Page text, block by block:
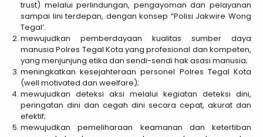
trust) melalui perlindungan, pengayoman dan pelayanan
sampai lini terdepan, dengan konsep “Polisi Jakwire Wong
Tegal’.
mewujudkan pemberdayaan kualitas sumber daya
manusia Polres Tegal Kota yang profesional dan kompeten,
yang menjunjung etika dan sendi-sendi hak asasi manusia;
meningkatkan kesejahteraan personel Polres Tegal Kota
(well motivated dan weelfare);
mewujudkan deteksi aksi melalui kegiatan deteksi dini,
peringatan dini dan cegah dini secara cepat, akurat dan
efektif;
mewujudkan pemeliharaan keamanan dan ketertiban